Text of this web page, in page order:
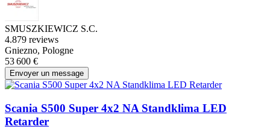
SMUSZKIEWICZ S.C.
4.879 reviews
Gniezno, Pologne
53 600 €
Envoyer un message
Scania S500 Super 4x2 NA Standklima LED
Retarder